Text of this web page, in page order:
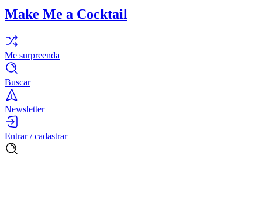
Make Me a Cocktail
Me surpreenda
Buscar
Newsletter
Entrar / cadastrar